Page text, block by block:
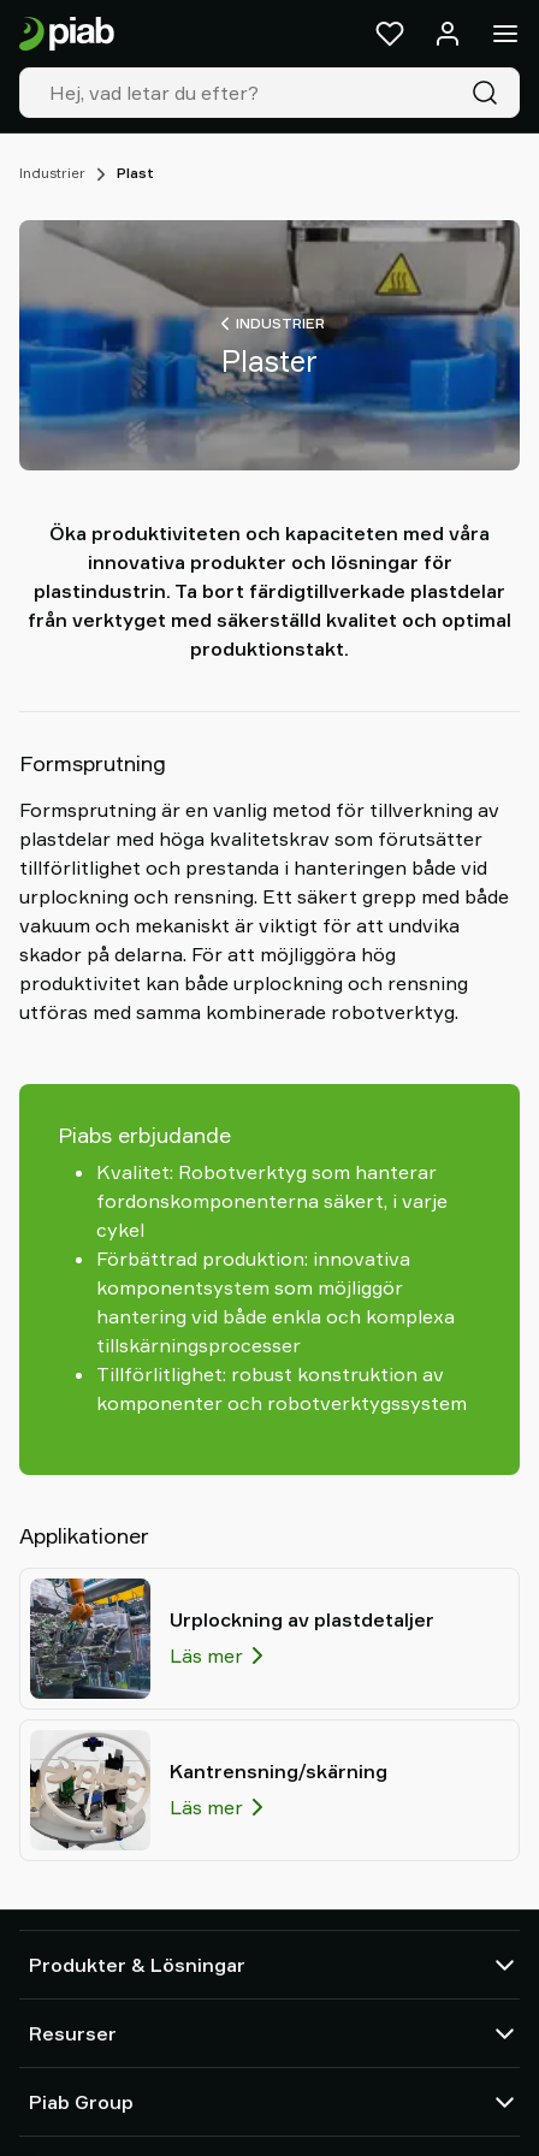
Industrier Plast
INDUSTRIER
Plaster
Öka produktiviteten och kapaciteten med våra
innovativa produkter och lösningar för
plastindustrin. Ta bort färdigtillverkade plastdelar
från verktyget med säkerställd kvalitet och optimal
produktionstakt.
Formsprutning
Formsprutning är en vanlig metod för tillverkning av
plastdelar med höga kvalitetskrav som förutsätter
tillförlitlighet och prestanda i hanteringen både vid
urplockning och rensning. Ett säkert grepp med både
vakuum och mekaniskt är viktigt för att undvika
skador på delarna. För att möjliggöra hög
produktivitet kan både urplockning och rensning
utföras med samma kombinerade robotverktyg.
Piabs erbjudande
Kvalitet: Robotverktyg som hanterar
fordonskomponenterna säkert, i varje
cykel
Förbättrad produktion: innovativa
komponentsystem som möjliggör
hantering vid både enkla och komplexa
tillskärningsprocesser
Tillförlitlighet: robust konstruktion av
komponenter och robotverktygssystem
Applikationer
Urplockning av plastdetaljer
Läs mer
Kantrensning/skärning
Läs mer
Produkter & Lösningar
Sugkoppar och mjuka gripdon
Komponenter för robotverktyg (EOAT)
Plocklösningar för robotar och cobotar
System- och applikationstillbehör
Resurser
Produktkonfigurator
Försäljningsvillkor
Piab Group
Produkter
&
Lösningar
Industrier
Våra
Resources
Om
Group
Kontakta
Support
Hitta
våra
Old